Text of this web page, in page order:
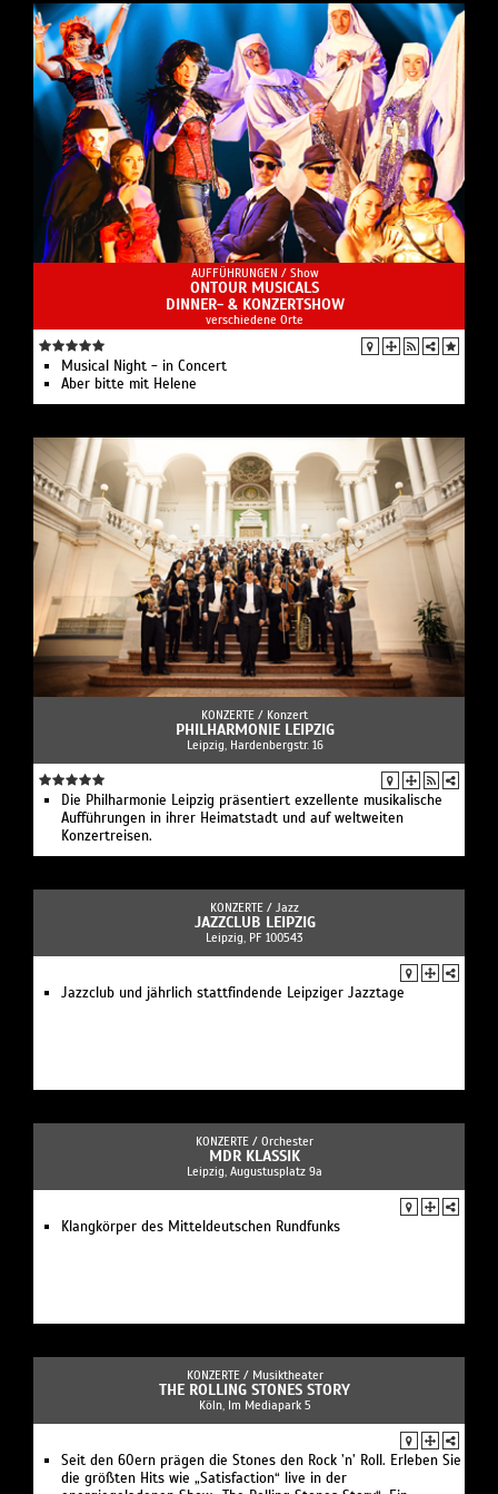
AUFFÜHRUNGEN / Show
ONTOUR MUSICALS
DINNER- & KONZERTSHOW
verschiedene Orte
Musical Night - in Concert
Aber bitte mit Helene
KONZERTE / Konzert
PHILHARMONIE LEIPZIG
Leipzig, Hardenbergstr. 16
Die Philharmonie Leipzig präsentiert exzellente musikalische
Aufführungen in ihrer Heimatstadt und auf weltweiten
Konzertreisen.
KONZERTE / Jazz
JAZZCLUB LEIPZIG
Leipzig, PF 100543
Jazzclub und jährlich stattfindende Leipziger Jazztage
KONZERTE / Orchester
MDR KLASSIK
Leipzig, Augustusplatz 9a
Klangkörper des Mitteldeutschen Rundfunks
KONZERTE / Musiktheater
THE ROLLING STONES STORY
Köln, Im Mediapark 5
Seit den 60ern prägen die Stones den Rock ’n’ Roll. Erleben Sie
die größten Hits wie „Satisfaction“ live in der